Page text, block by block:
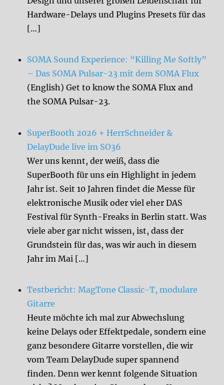
Hardware-Delays und Plugins Presets für das
[…]
SOMA Sound Experience: “Killing Me Softly”
– Das SOMA Pulsar-23 mit dem SOMA Flux
(English) Get to know the SOMA Flux and
the SOMA Pulsar-23.
SuperBooth 2026 + HerrSchneider &
DelayDude live im SO36
Wer uns kennt, der weiß, dass die
SuperBooth für uns ein Highlight in jedem
Jahr ist. Seit 10 Jahren findet die Messe für
elektronische Musik oder viel eher DAS
Festival für Synth-Freaks in Berlin statt. Was
viele aber gar nicht wissen, ist, dass der
Grundstein für das, was wir auch in diesem
Jahr im Mai […]
Testbericht: MagTone Classic-T, modulare
Gitarre
Heute möchte ich mal zur Abwechslung
keine Delays oder Effektpedale, sondern eine
ganz besondere Gitarre vorstellen, die wir
vom Team DelayDude super spannend
finden. Denn wer kennt folgende Situation